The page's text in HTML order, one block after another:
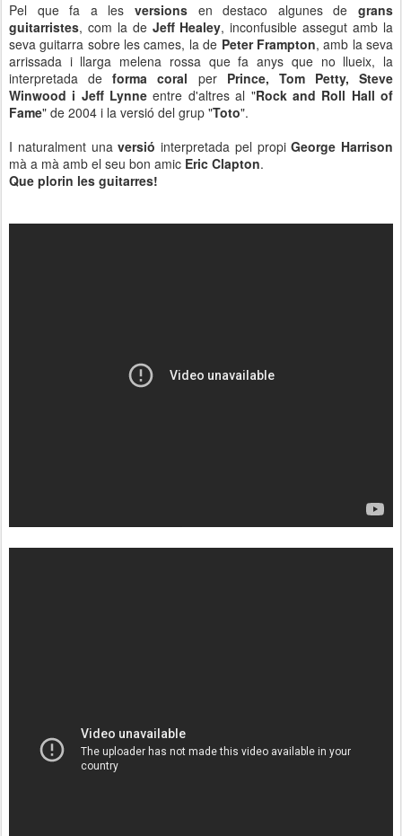
Pel que fa a les versions en destaco algunes de grans
guitarristes, com la de Jeff Healey, inconfusible assegut amb la
seva guitarra sobre les cames, la de Peter Frampton, amb la seva
arrissada i llarga melena rossa que fa anys que no llueix, la
interpretada de forma coral perPrince, Tom Petty, Steve
Winwood i Jeff Lynne entre d'altres al "Rock and Roll Hall of
Fame" de 2004 i la versió del grup "Toto".
I naturalment unaversió interpretada pel propiGeorge Harrison
mà a mà amb el seu bon amic Eric Clapton.
Que plorin les guitarres!